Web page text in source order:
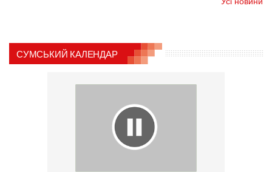
СУМСЬКИЙ КАЛЕНДАР